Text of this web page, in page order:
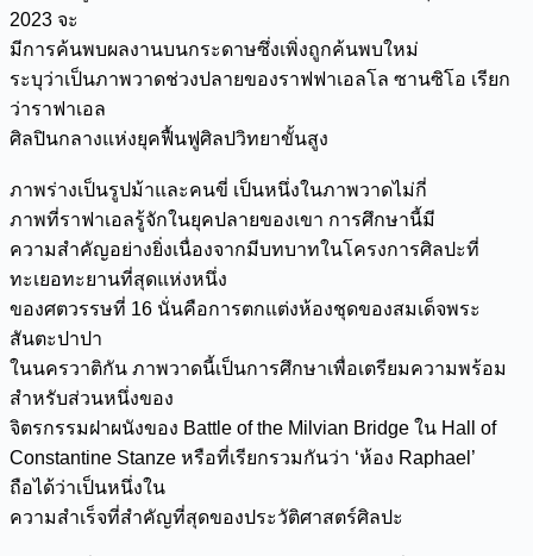
2023 จะ
มีการค้นพบผลงานบนกระดาษซึ่งเพิ่งถูกค้นพบใหม่
ระบุว่าเป็นภาพวาดช่วงปลายของราฟฟาเอลโล ซานซิโอ เรียก
ว่าราฟาเอล
ศิลปินกลางแห่งยุคฟื้นฟูศิลปวิทยาขั้นสูง
ภาพร่างเป็นรูปม้าและคนขี่ เป็นหนึ่งในภาพวาดไม่กี่
ภาพที่ราฟาเอลรู้จักในยุคปลายของเขา การศึกษานี้มี
ความสำคัญอย่างยิ่งเนื่องจากมีบทบาทในโครงการศิลปะที่
ทะเยอทะยานที่สุดแห่งหนึ่ง
ของศตวรรษที่ 16 นั่นคือการตกแต่งห้องชุดของสมเด็จพระ
สันตะปาปา
ในนครวาติกัน ภาพวาดนี้เป็นการศึกษาเพื่อเตรียมความพร้อม
สำหรับส่วนหนึ่งของ
จิตรกรรมฝาผนังของ Battle of the Milvian Bridge ใน Hall of
Constantine Stanze หรือที่เรียกรวมกันว่า ‘ห้อง Raphael’
ถือได้ว่าเป็นหนึ่งใน
ความสำเร็จที่สำคัญที่สุดของประวัติศาสตร์ศิลปะ